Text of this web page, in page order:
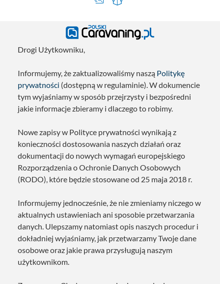
Drogi Użytkowniku,
Informujemy, że zaktualizowaliśmy naszą Politykę
prywatności (dostępną w regulaminie). W dokumencie
tym wyjaśniamy w sposób przejrzysty i bezpośredni
jakie informacje zbieramy i dlaczego to robimy.
Nowe zapisy w Polityce prywatności wynikają z
konieczności dostosowania naszych działań oraz
dokumentacji do nowych wymagań europejskiego
Rozporządzenia o Ochronie Danych Osobowych
(RODO), które będzie stosowane od 25 maja 2018 r.
Informujemy jednocześnie, że nie zmieniamy niczego w
aktualnych ustawieniach ani sposobie przetwarzania
danych. Ulepszamy natomiast opis naszych procedur i
dokładniej wyjaśniamy, jak przetwarzamy Twoje dane
osobowe oraz jakie prawa przysługują naszym
użytkownikom.